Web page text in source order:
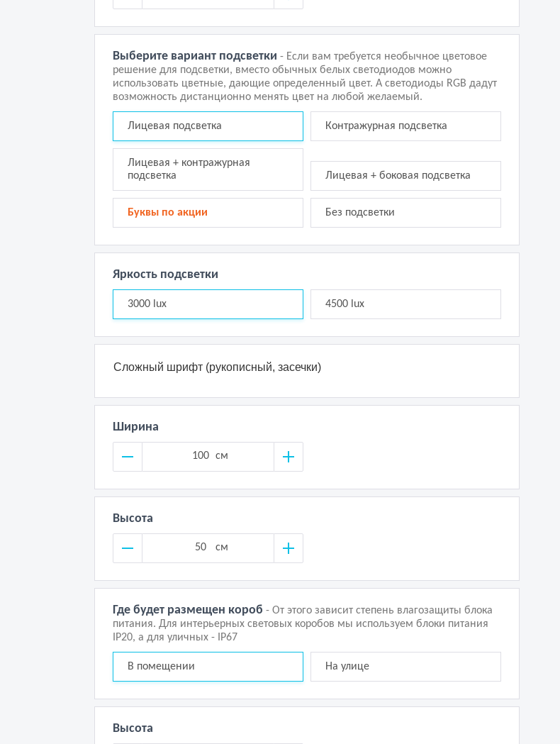
Выберите вариант подсветки - Если вам требуется необычное цветовое
решение для подсветки, вместо обычных белых светодиодов можно
использовать цветные, дающие определенный цвет. А светодиоды RGB дадут
возможность дистанционно менять цвет на любой желаемый.
Лицевая подсветка Контражурная подсветка
Лицевая + контражурная
подсветка
Лицевая + боковая подсветка
Буквы по акции Без подсветки
Яркость подсветки
3000 lux 4500 lux
Сложный шрифт (рукописный, засечки)
Ширина
см
Высота
см
Где будет размещен короб - От этого зависит степень влагозащиты блока
питания. Для интерьерных световых коробов мы используем блоки питания
IP20, а для уличных - IP67
В помещении На улице
Высота